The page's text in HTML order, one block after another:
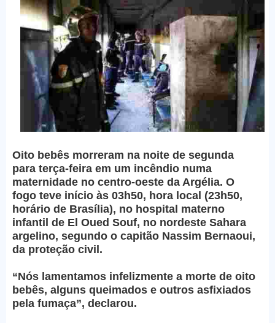
Oito bebês morreram na noite de segunda
para terça-feira em um incêndio numa
maternidade no centro-oeste da Argélia. O
fogo teve início às 03h50, hora local (23h50,
horário de Brasília), no hospital materno
infantil de El Oued Souf, no nordeste Sahara
argelino, segundo o capitão Nassim Bernaoui,
da proteção civil.
“Nós lamentamos infelizmente a morte de oito
bebês, alguns queimados e outros asfixiados
pela fumaça”, declarou.